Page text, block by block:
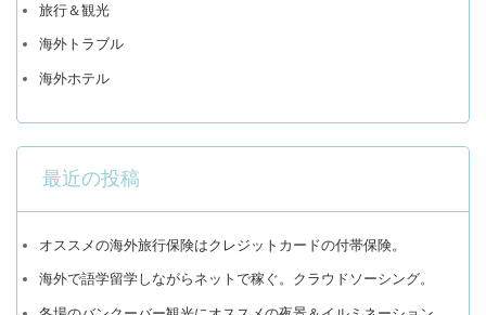
旅行＆観光
海外トラブル
海外ホテル
最近の投稿
オススメの海外旅行保険はクレジットカードの付帯保険。
海外で語学留学しながらネットで稼ぐ。クラウドソーシング。